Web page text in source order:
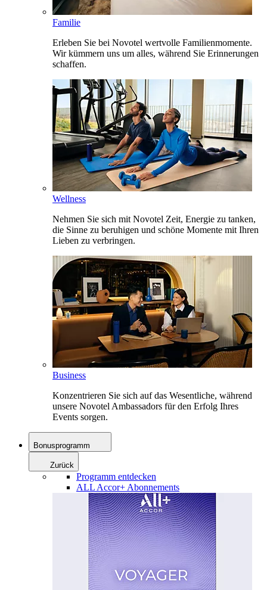
Familie
Erleben Sie bei Novotel wertvolle Familienmomente.
Wir kümmern uns um alles, während Sie Erinnerungen
schaffen.
Wellness
Nehmen Sie sich mit Novotel Zeit, Energie zu tanken,
die Sinne zu beruhigen und schöne Momente mit Ihren
Lieben zu verbringen.
Business
Konzentrieren Sie sich auf das Wesentliche, während
unsere Novotel Ambassadors für den Erfolg Ihres
Events sorgen.
Bonusprogramm
Zurück
Programm entdecken
ALL Accor+ Abonnements